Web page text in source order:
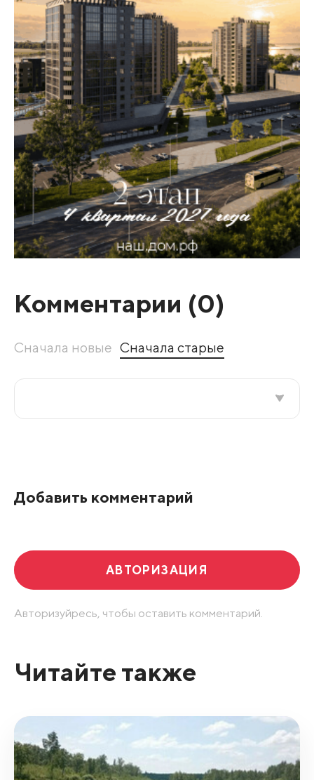
Комментарии (0)
Сначала новые Сначала старые
Добавить комментарий
АВТОРИЗАЦИЯ
Авторизуйресь, чтобы оставить комментарий.
Читайте также